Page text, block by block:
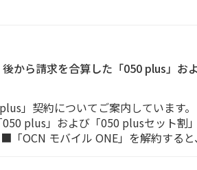
から請求を合算した「050 plus」お
」契約についてご案内しています。
plus」および「050 plusセット割
OCN モバイル ONE」を解約する